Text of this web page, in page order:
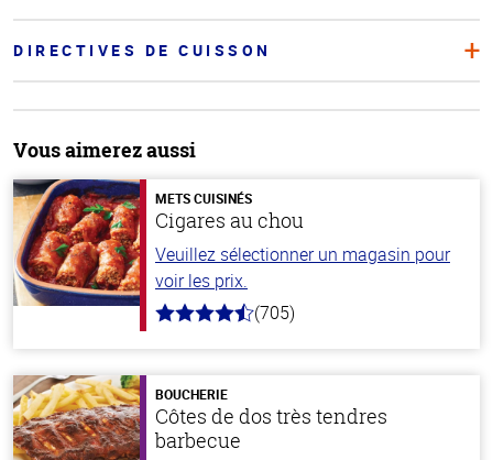
DIRECTIVES DE CUISSON
Vous aimerez aussi
METS CUISINÉS
Cigares au chou
Veuillez sélectionner un magasin pour
voir les prix.
4.6
stars
(705)
BOUCHERIE
Côtes de dos très tendres
barbecue